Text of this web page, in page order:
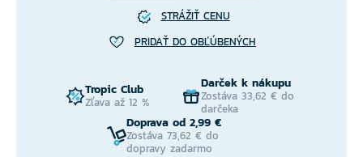
STRÁŽIŤ CENU
PRIDAŤ DO OBĽÚBENÝCH
Tropic Club
Zľava až 12 %
Darček k nákupu
Zostáva 33,62 € do
darčeka
Doprava od 2,99 €
Zostáva 73,62 € do
dopravy zadarmo